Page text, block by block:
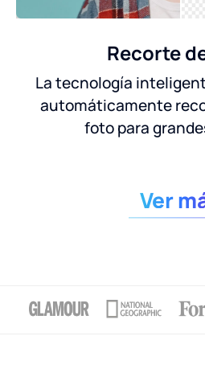
Recorte
La tecnología
automáticamente
foto para
Ver